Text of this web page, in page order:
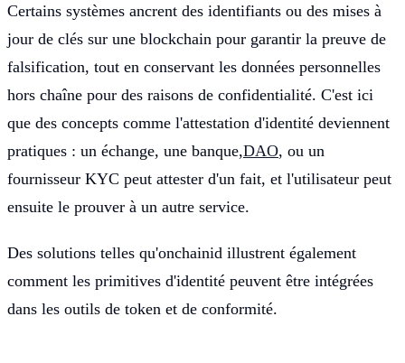
Certains systèmes ancrent des identifiants ou des mises à
jour de clés sur une blockchain pour garantir la preuve de
falsification, tout en conservant les données personnelles
hors chaîne pour des raisons de confidentialité. C'est ici
que des concepts comme l'attestation d'identité deviennent
pratiques : un échange, une banque,DAO, ou un
fournisseur KYC peut attester d'un fait, et l'utilisateur peut
ensuite le prouver à un autre service.
Des solutions telles qu'onchainid illustrent également
comment les primitives d'identité peuvent être intégrées
dans les outils de token et de conformité.